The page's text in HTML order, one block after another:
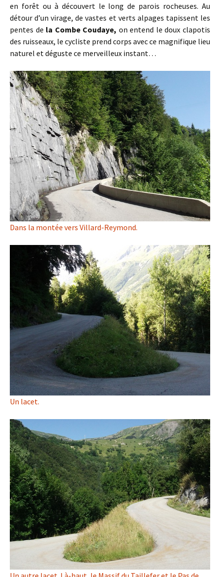
en forêt ou à découvert le long de parois rocheuses. Au
détour d’un virage, de vastes et verts alpages tapissent les
pentes de la Combe Coudaye, on entend le doux clapotis
des ruisseaux, le cycliste prend corps avec ce magnifique lieu
naturel et déguste ce merveilleux instant…
Dans la montée vers Villard-Reymond.
Un lacet.